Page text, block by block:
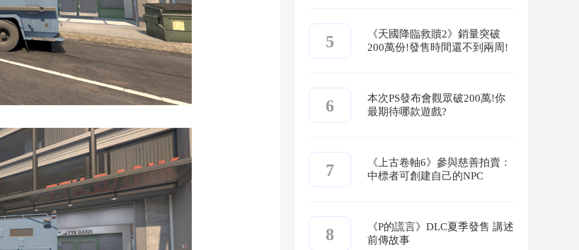
5
《天國降臨救贖2》銷量突破
200萬份!發售時間還不到兩周!
6
本次PS發布會觀眾破200萬!你
最期待哪款遊戲?
7
《上古卷軸6》參與慈善拍賣：
中標者可創建自己的NPC
8
《P的謊言》DLC夏季發售 講述
前傳故事